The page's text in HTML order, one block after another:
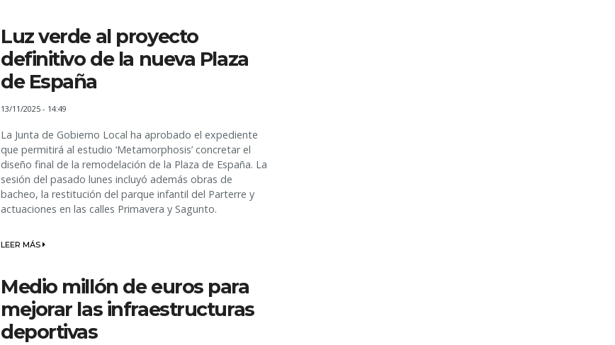
Luz verde al proyecto
definitivo de la nueva Plaza
de España
13/11/2025 - 14:49
La Junta de Gobierno Local ha aprobado el expediente
que permitirá al estudio ‘Metamorphosis’ concretar el
diseño final de la remodelación de la Plaza de España. La
sesión del pasado lunes incluyó además obras de
bacheo, la restitución del parque infantil del Parterre y
actuaciones en las calles Primavera y Sagunto.
LEER MÁS
Medio millón de euros para
mejorar las infraestructuras
deportivas